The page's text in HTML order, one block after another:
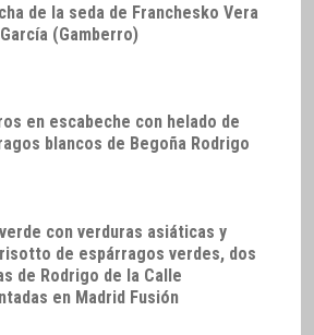
de la seda de Franchesko Vera
(Gamberro)
en escabeche con helado de
blancos de Begoña Rodrigo
con verduras asiáticas y
de espárragos verdes, dos
de Rodrigo de la Calle
en Madrid Fusión